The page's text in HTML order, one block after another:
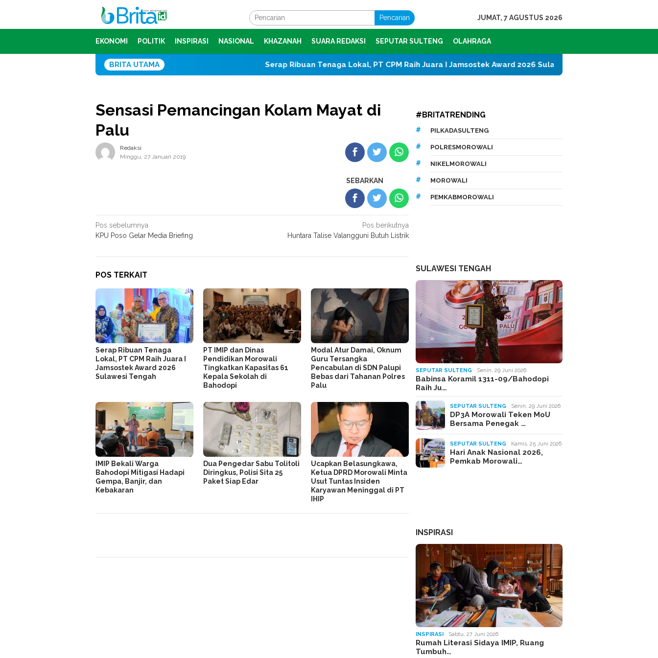
Pencarian JUMAT, 7 AGUSTUS 2026
EKONOMI POLITIK INSPIRASI NASIONAL KHAZANAH SUARA REDAKSI SEPUTAR SULTENG OLAHRAGA
BRITA UTAMA Serap Ribuan Tenaga Lokal, PT CPM Raih Juara I Jamsostek Award 2026 Sulawesi Tengah
Sensasi Pemancingan Kolam Mayat di
Palu
Redaksi
Minggu, 27 Januari 2019
SEBARKAN
Navigasi
pos
Pos sebelumnya
KPU Poso Gelar Media Briefing
Pos berikutnya
Huntara Talise Valangguni Butuh Listrik
POS TERKAIT
Serap Ribuan Tenaga
Lokal, PT CPM Raih Juara I
Jamsostek Award 2026
Sulawesi Tengah
PT IMIP dan Dinas
Pendidikan Morowali
Tingkatkan Kapasitas 61
Kepala Sekolah di
Bahodopi
Modal Atur Damai, Oknum
Guru Tersangka
Pencabulan di SDN Palupi
Bebas dari Tahanan Polres
Palu
IMIP Bekali Warga
Bahodopi Mitigasi Hadapi
Gempa, Banjir, dan
Kebakaran
Dua Pengedar Sabu Tolitoli
Diringkus, Polisi Sita 25
Paket Siap Edar
Ucapkan Belasungkawa,
Ketua DPRD Morowali Minta
Usut Tuntas Insiden
Karyawan Meninggal di PT
IHIP
#BRITATRENDING
PILKADASULTENG
POLRESMOROWALI
NIKELMOROWALI
MOROWALI
PEMKABMOROWALI
SULAWESI TENGAH
SEPUTAR SULTENG Senin, 29 Juni 2026
Babinsa Koramil 1311-09/Bahodopi
Raih Ju…
SEPUTAR SULTENG Senin, 29 Juni 2026
DP3A Morowali Teken MoU
Bersama Penegak …
SEPUTAR SULTENG Kamis, 25 Juni 2026
Hari Anak Nasional 2026,
Pemkab Morowali…
INSPIRASI
INSPIRASI Sabtu, 27 Juni 2026
Rumah Literasi Sidaya IMIP, Ruang
Tumbuh…